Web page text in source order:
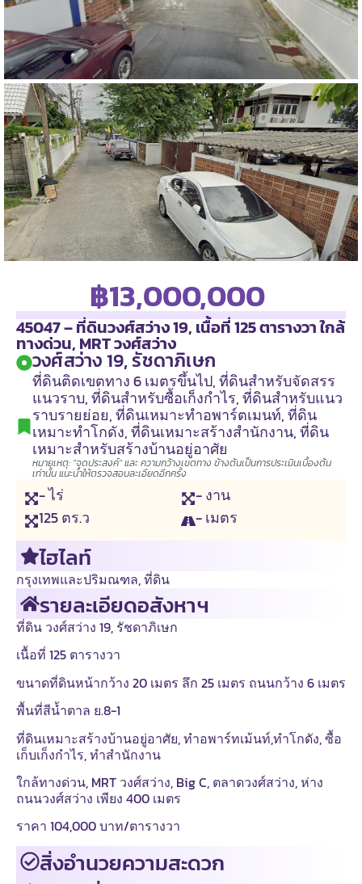
฿13,000,000
45047 – ที่ดินวงศ์สว่าง 19, เนื้อที่ 125 ตารางวา ใกล้
ทางด่วน, MRT วงศ์สว่าง
วงศ์สว่าง 19, รัชดาภิเษก
ที่ดินติดเขตทาง 6 เมตรขึ้นไป,ที่ดินสำหรับจัดสรร
แนวราบ,ที่ดินสำหรับซื้อเก็งกำไร,ที่ดินสำหรับแนว
ราบรายย่อย,ที่ดินเหมาะทำอพาร์ตเมนท์,ที่ดิน
เหมาะทำโกดัง,ที่ดินเหมาะสร้างสำนักงาน,ที่ดิน
เหมาะสำหรับสร้างบ้านอยู่อาศัย
หมายเหตุ: "จุดประสงค์" และ ความกว้างเขตทาง ข้างต้นเป็นการประเมินเบื้องต้น
เท่านั้น แนะนำให้ตรวจสอบละเอียดอีกครั้ง
- ไร่
- งาน
125ตร.ว - เมตร
ไฮไลท์
กรุงเทพและปริมณฑล,ที่ดิน
รายละเอียดอสังหาฯ
ที่ดิน วงศ์สว่าง 19, รัชดาภิเษก
เนื้อที่ 125 ตารางวา
ขนาดที่ดินหน้ากว้าง 20 เมตร ลึก 25 เมตร ถนนกว้าง 6 เมตร
พื้นที่สีน้ำตาล ย.8-1
ที่ดินเหมาะสร้างบ้านอยู่อาศัย, ทำอพาร์ทเม้นท์,ทำโกดัง, ซื้อ
เก็บเก็งกำไร, ทำสำนักงาน
ใกล้ทางด่วน, MRT วงศ์สว่าง, Big C, ตลาดวงศ์สว่าง, ห่าง
ถนนวงศ์สว่าง เพียง 400 เมตร
ราคา 104,000 บาท/ตารางวา
สิ่งอำนวยความสะดวก